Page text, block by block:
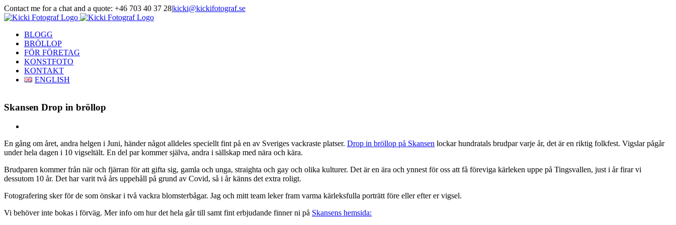
Skip
to
Contact me for a chat and a quote: +46 703 40 37 28|kicki@kickifotograf.se
Instagram
Facebook
BLOGG
BRÖLLOP
FÖR FÖRETAG
KONSTFOTO
KONTAKT
ENGLISH
Skansen Drop in bröllop
Image
En gång om året, andra helgen i Juni, händer något alldeles speciellt fint på en av Sveriges vackraste platser. Drop in bröllop på Skansen lockar hundratals brudpar varje år, det är en riktig folkfest. Vigslar pågår
under hela dagen i 10 vigseltält. En del par kommer själva, andra i sällskap med nära och kära.
Brudparen kommer från när och fjärran för att gifta sig, gamla och unga, straighta och gay och olika kulturer. Det är en ära och ynnest för oss att få föreviga kärleken uppe på Tingsvallen, just i år firar vi
dessutom 10 år. Det har varit två års uppehåll på grund av Covid, så i år känns det extra roligt.
Fotografering sker för de som önskar i två vackra blomsterbågar. Jag och mitt team leker fram varma kärleksfulla porträtt före eller efter er vigsel.
Vi behöver inte bokas i förväg. Mer info om hur det hela går till samt fint erbjudande finner ni på Skansens hemsida: